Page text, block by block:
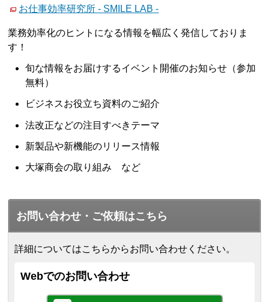
お仕事効率研究所 - SMILE LAB -
業務効率化のヒントになる情報を幅広く発信しておりま
す！
旬な情報をお届けするイベント開催のお知らせ（参加
無料）
ビジネスお役立ち資料のご紹介
法改正などの注目すべきテーマ
新製品や新機能のリリース情報
大塚商会の取り組み など
お問い合わせ・ご依頼はこちら
詳細についてはこちらからお問い合わせください。
Webでのお問い合わせ